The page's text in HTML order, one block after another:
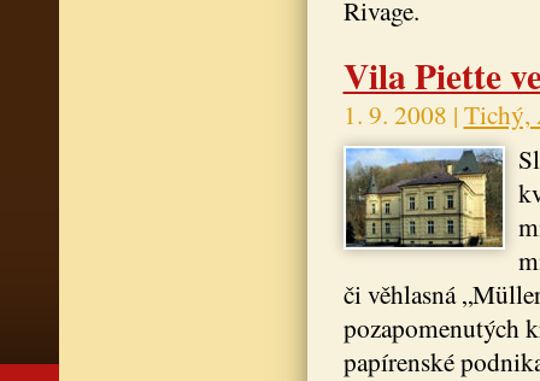
Rivage.
Vila Piette
1. 9. 2008 | Tichý,
či věhlasná
pozapomenutých
papírenské